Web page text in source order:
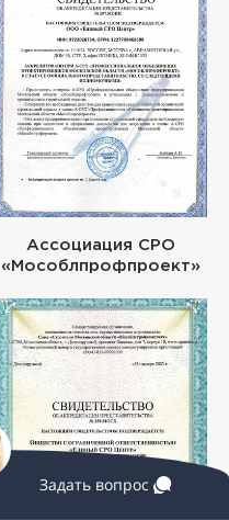
Ассоциация СРО
«Мособлпрофпроект»
Задать вопрос